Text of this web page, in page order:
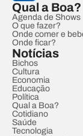
Qual a Boa?
Agenda de Shows
O que fazer?
Onde comer e
Onde ficar?
Notícias
Bichos
Cultura
Economia
Educação
Política
Qual a Boa?
Cotidiano
Saúde
Tecnologia